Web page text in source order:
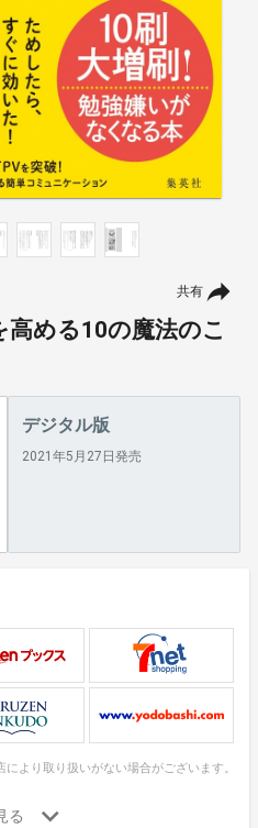
共有
める10の魔法のこ
デジタル版
2021年5月27日発売
により取り扱いがない場合がございます。